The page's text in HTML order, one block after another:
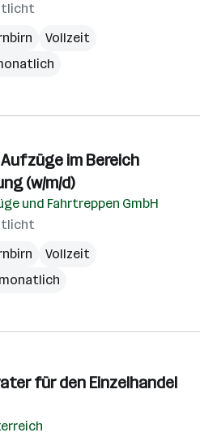
Vollzeit
im Bereich
(w/m/d)
und Fahrtreppen GmbH
Vollzeit
für den Einzelhandel